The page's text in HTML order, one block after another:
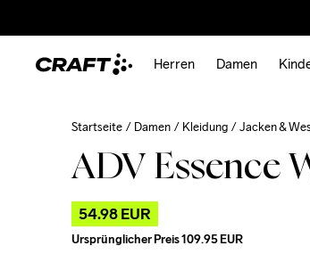
Herren Damen
Startseite Damen Kleidung Jacken &
ADV Essence
54.98 EUR
Ursprünglicher Preis109.95 EUR